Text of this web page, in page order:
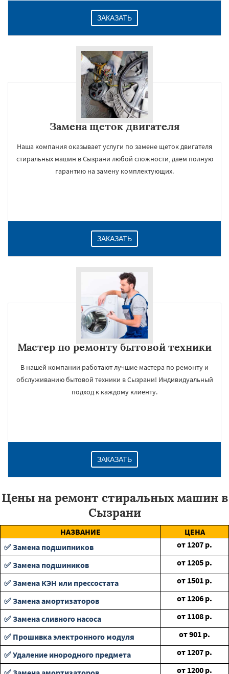
ЗАКАЗАТЬ
Замена щеток двигателя
Наша компания оказывает услуги по замене щеток двигателя
стиральных машин в Сызрани любой сложности, даем полную
гарантию на замену комплектующих.
ЗАКАЗАТЬ
Мастер по ремонту бытовой техники
В нашей компании работают лучшие мастера по ремонту и
обслуживанию бытовой техники в Сызрани! Индивидуальный
подход к каждому клиенту.
ЗАКАЗАТЬ
Цены на ремонт стиральных машин в
Сызрани
НАЗВАНИЕ
ЦЕНА
✅ Замена подшипников
от 1207 р.
✅ Замена подшиников
от 1205 р.
✅ Замена КЭН или прессостата
от 1501 р.
✅ Замена амортизаторов
от 1206 р.
✅ Замена сливного насоса
от 1108 р.
✅ Прошивка электронного модуля
от901 р.
✅ Удаление инородного предмета
от 1207 р.
от 1200 р.